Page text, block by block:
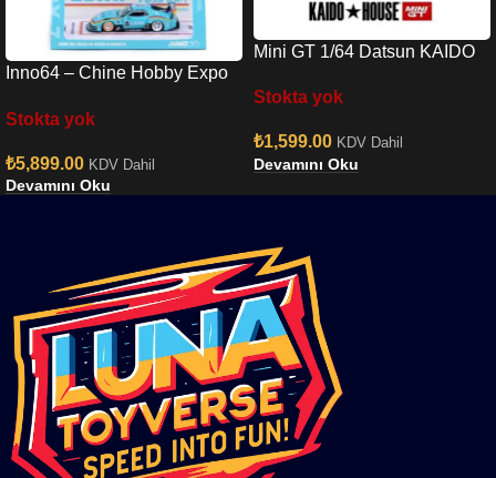
Inno64 – Chine Hobby Expo
Stokta yok
₺5,899.00 KDV Dahil
Devamını Oku
Mini GT 1/64 Datsun KAIDO
Stokta yok
₺1,599.00 KDV Dahil
Devamını Oku